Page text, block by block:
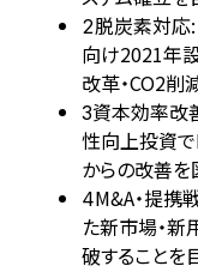
2脱炭素対応
向け2021年
改革・CO2削
3資本効率改
性向上投資
からの改善を
4M&A・提携
た新市場・
破することを